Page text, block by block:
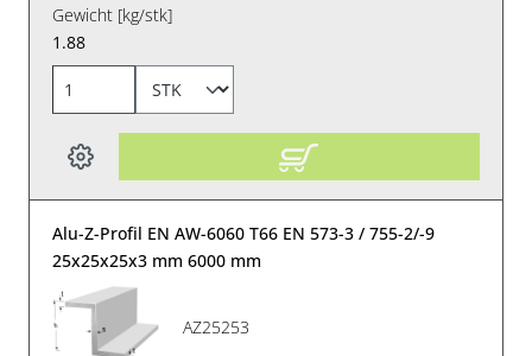
Gewicht [kg/stk]
1.88
Alu-Z-Profil EN AW-6060 T66 EN 573-3 / 755-2/-9
25x25x25x3 mm 6000 mm
AZ25253